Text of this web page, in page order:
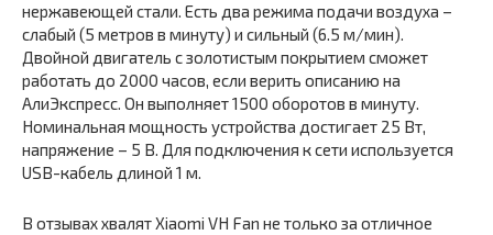
нержавеющей стали. Есть два режима подачи воздуха –
слабый (5 метров в минуту) и сильный (6.5 м/мин).
Двойной двигатель с золотистым покрытием сможет
работать до 2000 часов, если верить описанию на
АлиЭкспресс. Он выполняет 1500 оборотов в минуту.
Номинальная мощность устройства достигает 25 Вт,
напряжение – 5 В. Для подключения к сети используется
USB-кабель длиной 1 м.
В отзывах хвалят Xiaomi VH Fan не только за отличное